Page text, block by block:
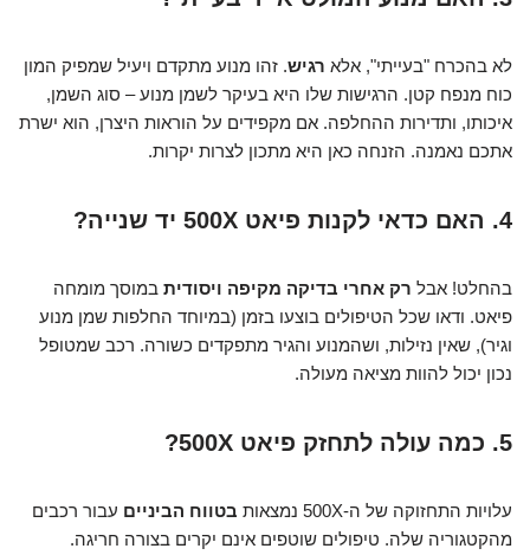
לא בהכרח "בעייתי", אלא רגיש. זהו מנוע מתקדם ויעיל שמפיק המון
כוח מנפח קטן. הרגישות שלו היא בעיקר לשמן מנוע – סוג השמן,
איכותו, ותדירות ההחלפה. אם מקפידים על הוראות היצרן, הוא ישרת
אתכם נאמנה. הזנחה כאן היא מתכון לצרות יקרות.
4. האם כדאי לקנות פיאט 500X יד שנייה?
בהחלט! אבל רק אחרי בדיקה מקיפה ויסודית במוסך מומחה
פיאט. ודאו שכל הטיפולים בוצעו בזמן (במיוחד החלפות שמן מנוע
וגיר), שאין נזילות, ושהמנוע והגיר מתפקדים כשורה. רכב שמטופל
נכון יכול להוות מציאה מעולה.
5. כמה עולה לתחזק פיאט 500X?
עלויות התחזוקה של ה-500X נמצאות בטווח הביניים עבור רכבים
מהקטגוריה שלה. טיפולים שוטפים אינם יקרים בצורה חריגה.